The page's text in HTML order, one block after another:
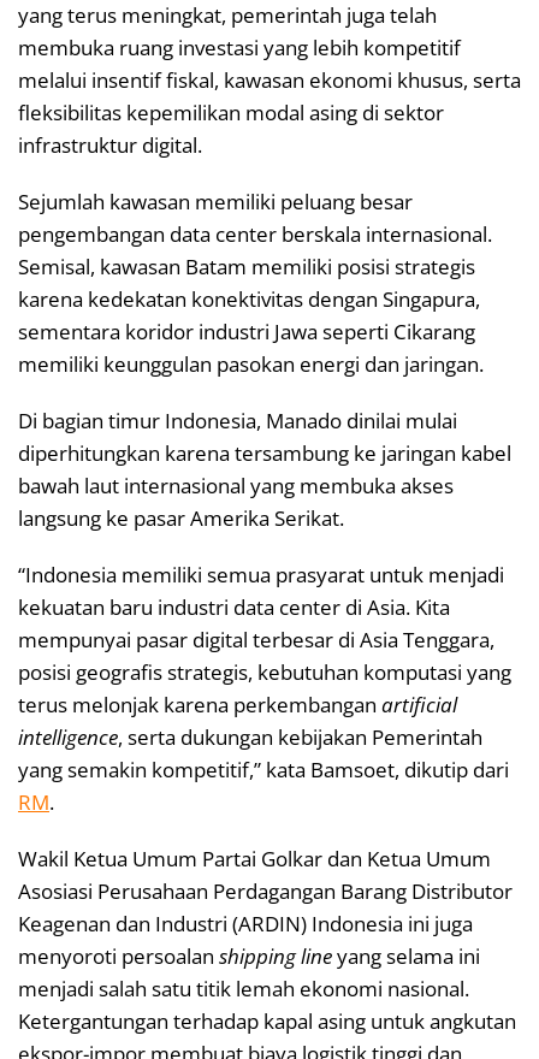
yang terus meningkat, pemerintah juga telah
membuka ruang investasi yang lebih kompetitif
melalui insentif fiskal, kawasan ekonomi khusus, serta
fleksibilitas kepemilikan modal asing di sektor
infrastruktur digital.
Sejumlah kawasan memiliki peluang besar
pengembangan data center berskala internasional.
Semisal, kawasan Batam memiliki posisi strategis
karena kedekatan konektivitas dengan Singapura,
sementara koridor industri Jawa seperti Cikarang
memiliki keunggulan pasokan energi dan jaringan.
Di bagian timur Indonesia, Manado dinilai mulai
diperhitungkan karena tersambung ke jaringan kabel
bawah laut internasional yang membuka akses
langsung ke pasar Amerika Serikat.
“Indonesia memiliki semua prasyarat untuk menjadi
kekuatan baru industri data center di Asia. Kita
mempunyai pasar digital terbesar di Asia Tenggara,
posisi geografis strategis, kebutuhan komputasi yang
terus melonjak karena perkembangan artificial
intelligence, serta dukungan kebijakan Pemerintah
yang semakin kompetitif,” kata Bamsoet, dikutip dari
RM.
Wakil Ketua Umum Partai Golkar dan Ketua Umum
Asosiasi Perusahaan Perdagangan Barang Distributor
Keagenan dan Industri (ARDIN) Indonesia ini juga
menyoroti persoalan shipping lineyang selama ini
menjadi salah satu titik lemah ekonomi nasional.
Ketergantungan terhadap kapal asing untuk angkutan